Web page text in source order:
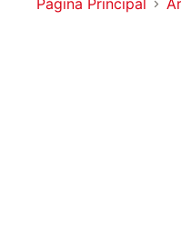
Página Principal